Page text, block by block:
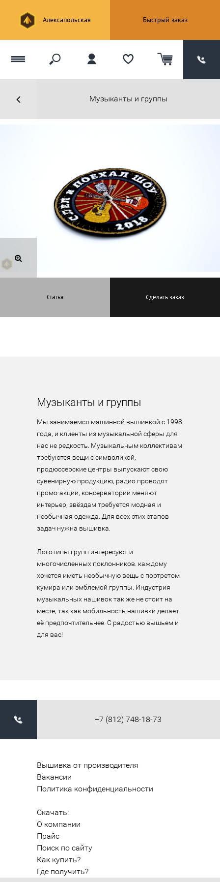
Алексапольская Быстрый заказ
Музыканты и группы
Музыканты и группы
Мы занимаемся машинной вышивкой с 1998
года, и клиенты из музыкальной сферы для
нас не редкость. Музыкальным коллективам
требуются вещи с символикой,
продюссерские центры выпускают свою
сувенирную продукцию, радио проводят
промо-акции, консерватории меняют
интерьер, звёздам требуется модная и
необычная одежда. Для всех этих этапов
задач нужна вышивка.
Логотипы групп интересуют и
многочисленных поклонников. каждому
хочется иметь необычную вещь с портретом
кумира или эмблемой группы. Индустрия
музыкальных нашивок так же не стоит на
месте, так как мобильность нашивки делает
её предпочтительнее. С радостью вышьем и
для вас!
Статья Сделать заказ
+7 (812) 748-18-73
Вышивка от производителя
Вакансии
Политика конфиденциальности
Скачать:
О компании
Прайс
Поиск по сайту
Как купить?
Где получить?